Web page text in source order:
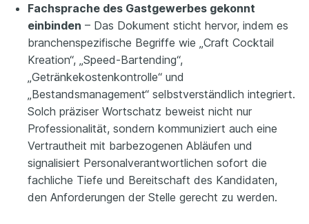
Fachsprache des Gastgewerbes gekonnt
einbinden – Das Dokument sticht hervor, indem es
branchenspezifische Begriffe wie „Craft Cocktail
Kreation“, „Speed-Bartending“,
„Getränkekostenkontrolle“ und
„Bestandsmanagement“ selbstverständlich integriert.
Solch präziser Wortschatz beweist nicht nur
Professionalität, sondern kommuniziert auch eine
Vertrautheit mit barbezogenen Abläufen und
signalisiert Personalverantwortlichen sofort die
fachliche Tiefe und Bereitschaft des Kandidaten,
den Anforderungen der Stelle gerecht zu werden.